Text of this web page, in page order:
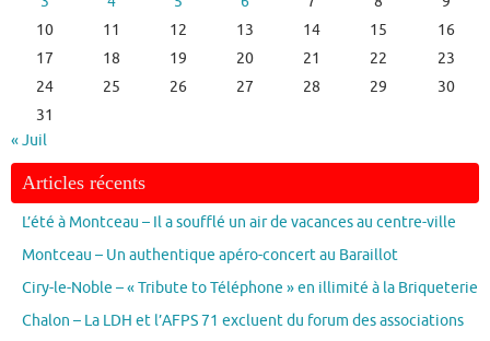
10
11 12 13 14 15
16
17
18 19 20 21 22
23
24
25 26 27 28 29
30
31
« Juil
Articles récents
L’été à Montceau – Il a soufflé un air de vacances au centre-ville
Montceau – Un authentique apéro-concert au Baraillot
Ciry-le-Noble – « Tribute to Téléphone » en illimité à la Briqueterie
Chalon – La LDH et l’AFPS 71 excluent du forum des associations